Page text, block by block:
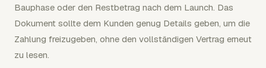
Bauphase oder den Restbetrag nach dem Launch. Das
Dokument sollte dem Kunden genug Details geben, um die
Zahlung freizugeben, ohne den vollständigen Vertrag erneut
zu lesen.